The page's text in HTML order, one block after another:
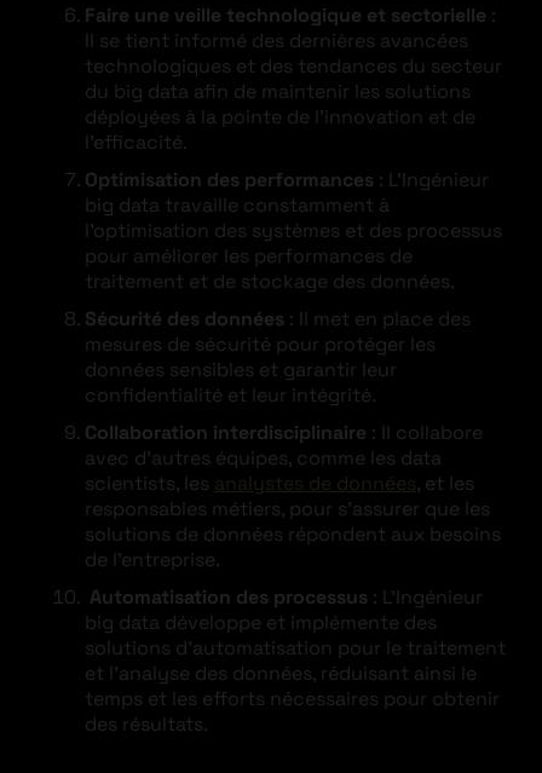
Faire une veille technologique et sectorielle :
Il se tient informé des dernières avancées
technologiques et des tendances du secteur
du big data afin de maintenir les solutions
déployées à la pointe de l’innovation et de
l’efficacité.
Optimisation des performances : L’Ingénieur
big data travaille constamment à
l’optimisation des systèmes et des processus
pour améliorer les performances de
traitement et de stockage des données.
Sécurité des données : Il met en place des
mesures de sécurité pour protéger les
données sensibles et garantir leur
confidentialité et leur intégrité.
Collaboration interdisciplinaire : Il collabore
avec d’autres équipes, comme les data
scientists, les analystes de données, et les
responsables métiers, pour s’assurer que les
solutions de données répondent aux besoins
de l’entreprise.
Automatisation des processus : L’Ingénieur
big data développe et implémente des
solutions d’automatisation pour le traitement
et l’analyse des données, réduisant ainsi le
temps et les efforts nécessaires pour obtenir
des résultats.